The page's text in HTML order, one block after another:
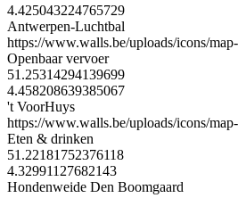
4.425043224765729
Antwerpen-Luchtbal
https://www.walls.be/uploads/icons/
Openbaar vervoer
51.25314294139699
4.458208639385067
't VoorHuys
https://www.walls.be/uploads/icons/
Eten & drinken
51.22181752376118
4.32991127682143
Hondenweide Den Boomgaard